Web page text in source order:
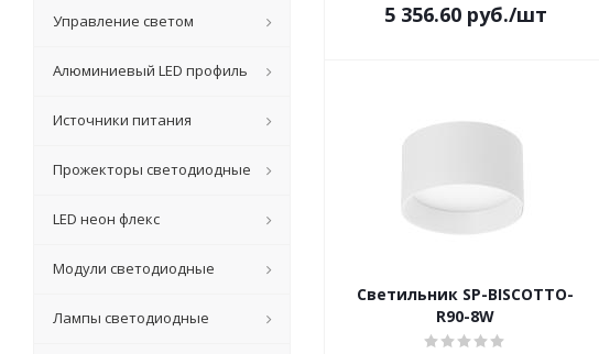
5 356.60руб./шт
Светильник SP-BISCOTTO-
R90-8W
Управление светом
Алюминиевый LED профиль
Источники питания
Прожекторы светодиодные
LED неон флекс
Модули светодиодные
Лампы светодиодные